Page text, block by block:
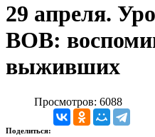
29 апреля.
ВОВ:
выживших
Просмотров: 6088
Поделиться: